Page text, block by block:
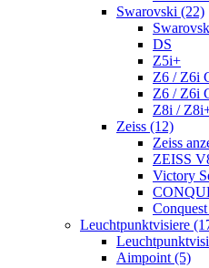
Swarovski (22)
DS
Z5i+
Z6 / Z6i
Z6 / Z6i
Z8i /
Zeiss (12)
Zeiss
ZEISS
Victory
Leuchtpunktvisiere
Aimpoint (5)